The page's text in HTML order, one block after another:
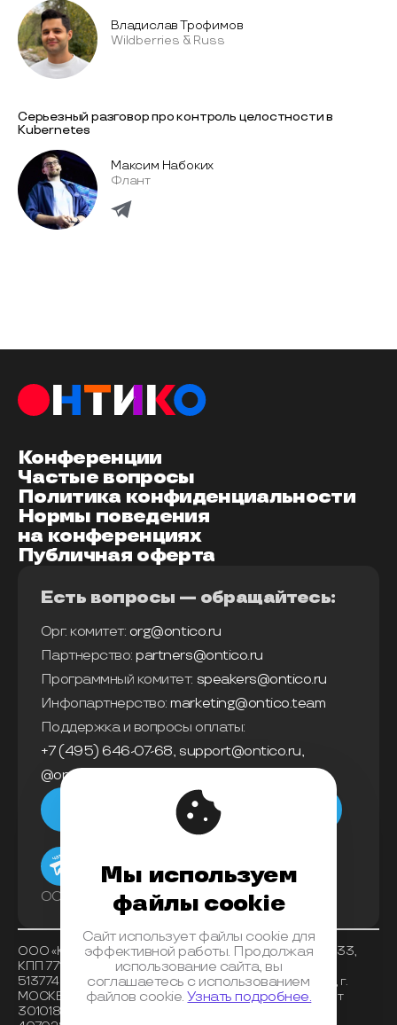
Владислав Трофимов
Wildberries & Russ
Серьезный разговор про контроль целостности в
Kubernetes
Максим Набоких
Флант
Конференции
Частые вопросы
Политика конфиденциальности
Нормы поведения
на конференциях
Публичная оферта
Есть вопросы — обращайтесь:
Орг. комитет: org@ontico.ru
Партнерство: partners@ontico.ru
Программный комитет: speakers@ontico.ru
Инфопартнерство: marketing@ontico.team
Поддержка и вопросы оплаты:
+7 (495) 646-07-68, support@ontico.ru,
@ontico_support
Мы в телеграм
ООО «Конференции Олега Бунина»
ООО «Конференции Олега Бунина», ИНН 7733863233,
КПП 771401001 , ОКВЭД 62.01, ОКПО 26117225, ОГРН
5137746153518, Банк получателя АО «АЛЬФА-БАНК», г.
МОСКВА, БИК 044525593, корреспондентский счет
30101810200000000593, расчетный счет
Мы используем
файлы cookie
Сайт использует файлы cookie для
эффективной работы. Продолжая
использование сайта, вы
соглашаетесь с использованием
файлов cookie.Узнать подробнее.